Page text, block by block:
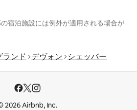
宿泊施設には例外が適用される場合が
ランド デヴォン
シェッバー
2026 Airbnb, Inc.